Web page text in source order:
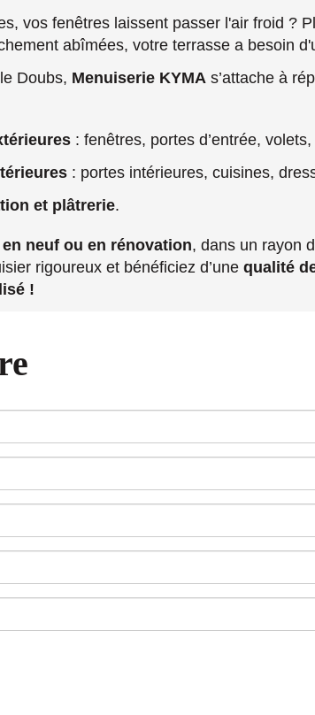
vos fenêtres laissent passer l'air froid ?
abîmées, votre terrasse a besoin
Doubs, Menuiserie KYMA s’attache à
: fenêtres, portes d’entrée,
: portes intérieures, cuisines,
et plâtrerie.
en neuf ou en rénovation, dans un rayon
rigoureux et bénéficiez d’une qualité
!